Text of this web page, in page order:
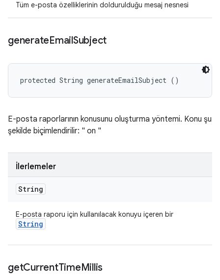
Tüm e-posta özelliklerinin doldurulduğu mesaj nesnesi
generateEmailSubject
protected String generateEmailSubject ()
E-posta raporlarının konusunu oluşturma yöntemi. Konu şu
şekilde biçimlendirilir: " on "
İlerlemeler
String
E-posta raporu için kullanılacak konuyu içeren bir
String
getCurrentTimeMillis